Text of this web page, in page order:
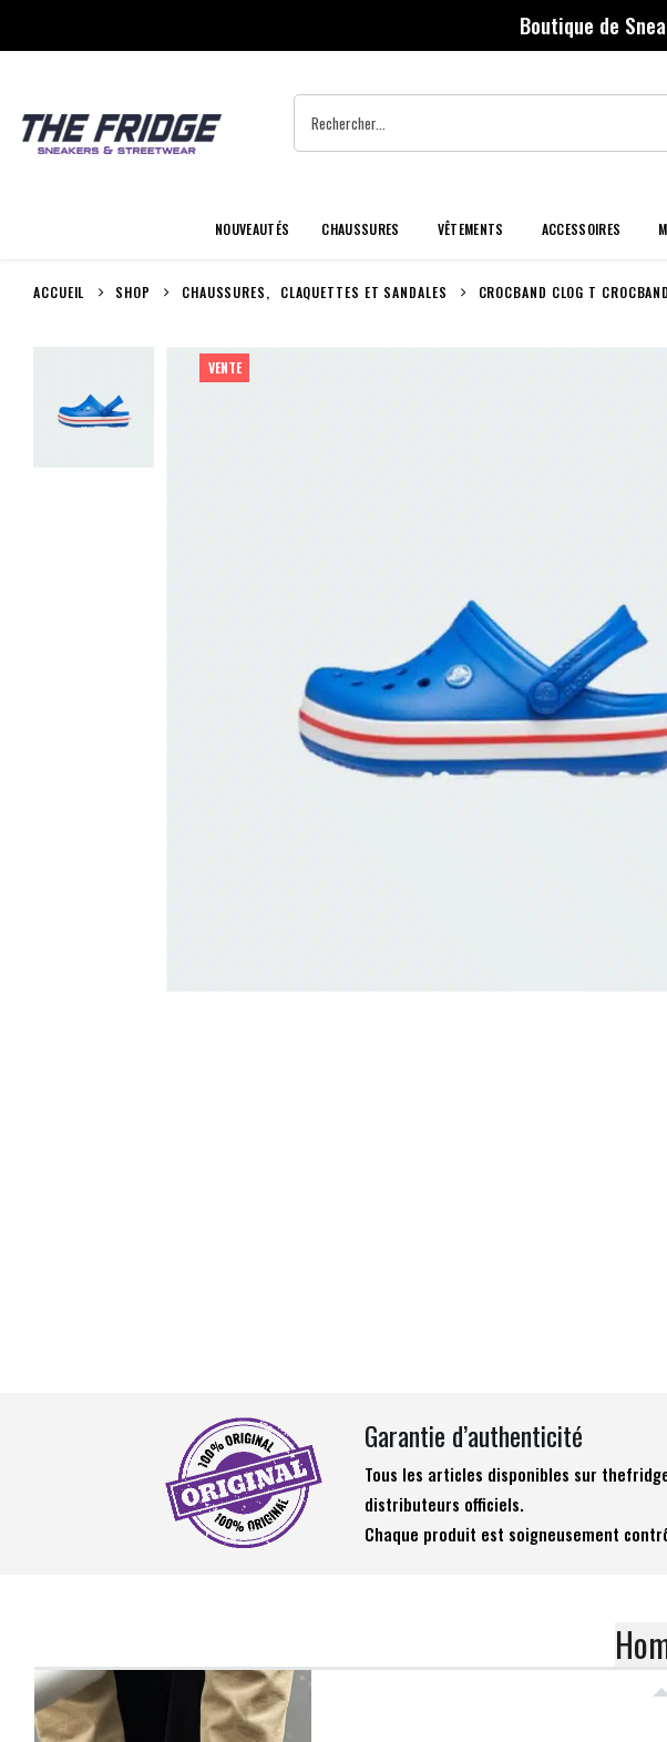
Boutique de
NOUVEAUTÉS CHAUSSURES VÊTEMENTS ACCESSOIRES
ACCUEIL SHOP CHAUSSURES, CLAQUETTES ET SANDALES CROCBAND CLOG T
VENTE
Garantie d’authenticité
Tous les articles disponibles sur
distributeurs officiels.
Chaque produit est soigneusement